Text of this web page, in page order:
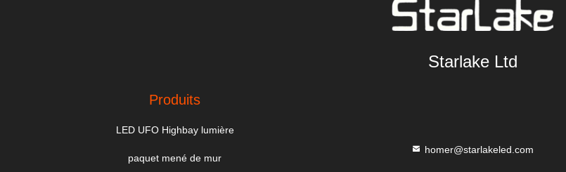
Starlake Ltd
Produits
LED UFO Highbay lumière
paquet mené de mur
homer@starlakeled.com